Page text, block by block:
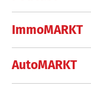
ImmoMARKT
AutoMARKT